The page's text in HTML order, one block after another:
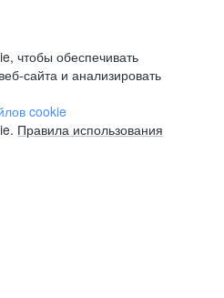
чтобы обеспечивать
сайта и анализировать
cookie
Правила использования